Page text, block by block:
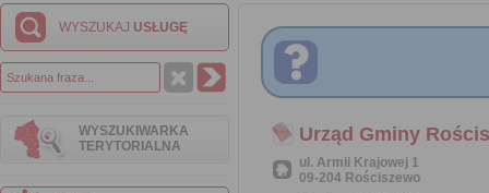
WYSZUKAJ USŁUGĘ
WYSZUKIWARKA
TERYTORIALNA
Urząd Gminy
ul. Armii Krajowej 1
09-204 Rościszewo